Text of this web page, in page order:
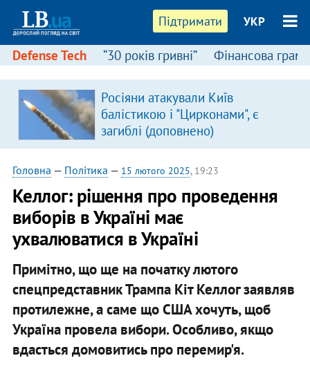
Підтримати УКР
Defense Tech “30 років гривні” Фінансова
Росіяни атакували Київ
балістикою і "Цирконами", є
загиблі (доповнено)
Головна — Політика — 15 лютого 2025, 19:23
Келлог: рішення про проведення
виборів в Україні має
ухвалюватися в Україні
Примітно, що ще на початку лютого
спецпредставник Трампа Кіт Келлог заявляв
протилежне, а саме що США хочуть, щоб
Україна провела вибори. Особливо, якщо
вдасться домовитись про перемир'я.